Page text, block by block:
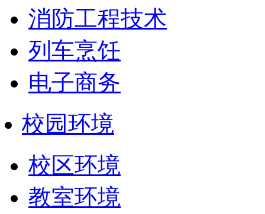
消防工程技术
列车烹饪
电子商务
校园环境
校区环境
教室环境